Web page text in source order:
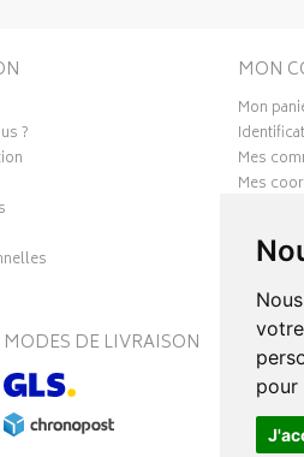
pour
?
MON
Mon
Mes
Mes
Mes
Mes
MODES DE LIVRAISON